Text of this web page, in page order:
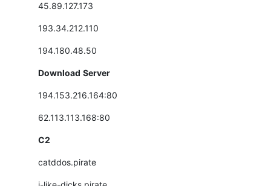
45.89.127.173
193.34.212.110
194.180.48.50
Download Server
194.153.216.164:80
62.113.113.168:80
C2
catddos.pirate